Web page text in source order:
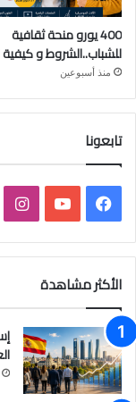
400 يورو منحة ثقافية
للشباب..الشروط و
منذ أسبوعين
تابعونا
فيسبوكيوتيوب
الأكثر مشاهدة